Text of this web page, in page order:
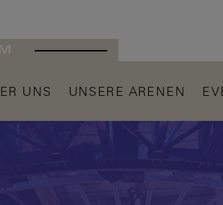
UNS UNSERE ARENEN